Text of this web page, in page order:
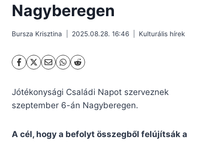
Nagyberegen
Bursza Krisztina 2025.08.28. 16:46 Kulturális hírek
Jótékonysági Családi Napot szerveznek
szeptember 6-án Nagyberegen.
A cél, hogy a befolyt összegből felújítsák a